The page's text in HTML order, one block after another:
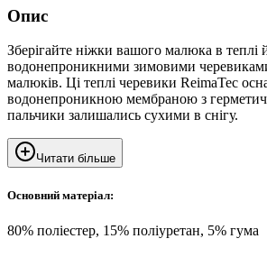
Опис
Зберігайте ніжки вашого малюка в теплі
водонепроникними зимовими
малюків. Ці теплі черевики ReimaTec
водонепроникною мембраною з
пальчики залишались сухими в снігу.
Читати більше
Основний матеріал:
80% поліестер, 15% поліуретан, 5% гума